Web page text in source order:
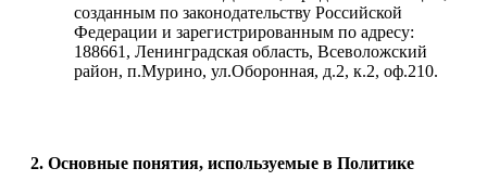
созданным по законодательству Российской
Федерации и зарегистрированным по адресу:
188661, Ленинградская область, Всеволожский
район, п.Мурино, ул.Оборонная, д.2, к.2, оф.210.
2. Основные понятия, используемые в Политике